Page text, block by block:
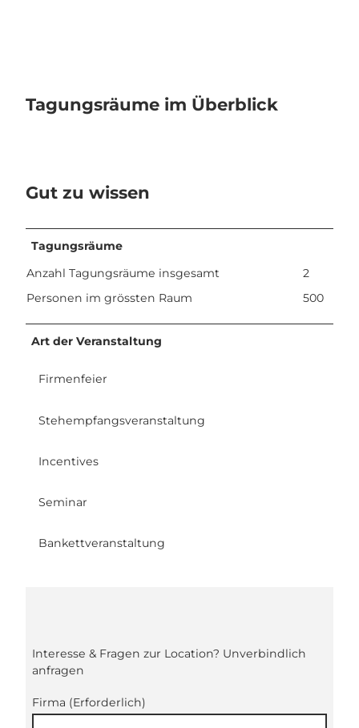
Tagungsräume im Überblick
Gut zu wissen
Tagungsräume
Anzahl Tagungsräume insgesamt
2
Personen im grössten Raum
500
Art der Veranstaltung
Firmenfeier
Stehempfangsveranstaltung
Incentives
Seminar
Bankettveranstaltung
Interesse & Fragen zur Location? Unverbindlich
anfragen
Firma (Erforderlich)